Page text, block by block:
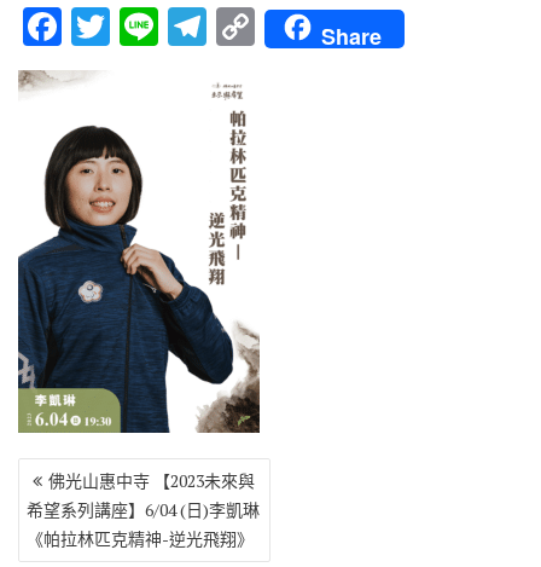
F
ac
b
o
o
k
T
te
r
Li T
e
gr
m
C
o
Share
文
章
導
覽
佛光山惠中寺 【2023未來與
希望系列講座】6/04 (日)李凱琳
《帕拉林匹克精神-逆光飛翔》